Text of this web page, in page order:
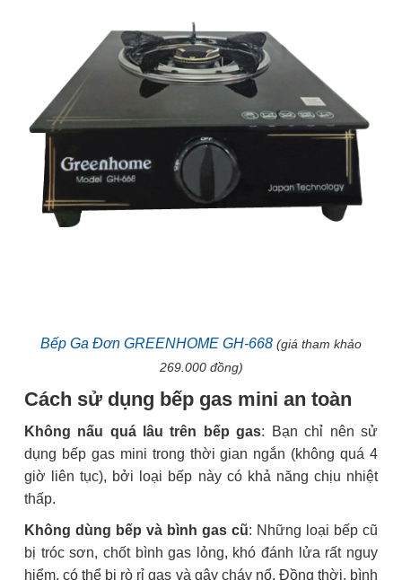
Bếp Ga Đơn GREENHOME GH-668 (giá tham khảo
269.000 đồng)
Cách sử dụng bếp gas mini an toàn
Không nấu quá lâu trên bếp gas: Bạn chỉ nên sử
dụng bếp gas mini trong thời gian ngắn (không quá 4
giờ liên tục), bởi loại bếp này có khả năng chịu nhiệt
thấp.
Không dùng bếp và bình gas cũ: Những loại bếp cũ
bị tróc sơn, chốt bình gas lỏng, khó đánh lửa rất nguy
hiểm, có thể bị rò rỉ gas và gây cháy nổ. Đồng thời, bình